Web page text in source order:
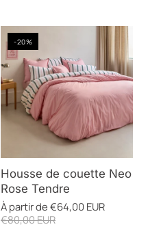
-20%
Housse de couette Neo
Rose Tendre
À partir de €64,00 EUR
€80,00 EUR